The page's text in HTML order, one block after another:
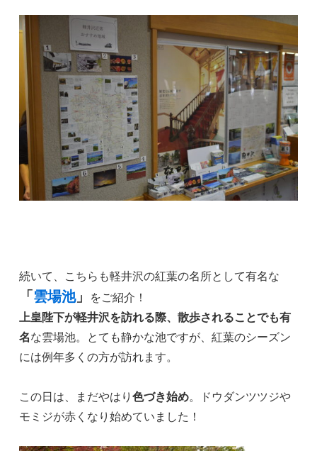
続いて、こちらも軽井沢の紅葉の名所として有名な
「雲場池」
をご紹介！
上皇陛下が軽井沢を訪れる際、散歩されることでも有
名な雲場池。とても静かな池ですが、紅葉のシーズン
には例年多くの方が訪れます。
この日は、まだやはり色づき始め。ドウダンツツジや
モミジが赤くなり始めていました！